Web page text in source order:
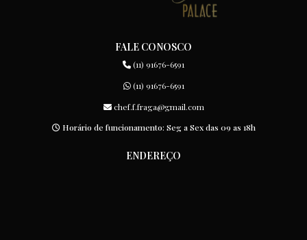
FALE CONOSCO
(11) 91676-6591
(11) 91676-6591
chef.f.fraga@gmail.com
Horário de funcionamento: Seg a Sex das 09 as 18h
ENDEREÇO